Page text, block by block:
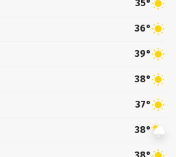
35°
36°
39°
38°
37°
38°